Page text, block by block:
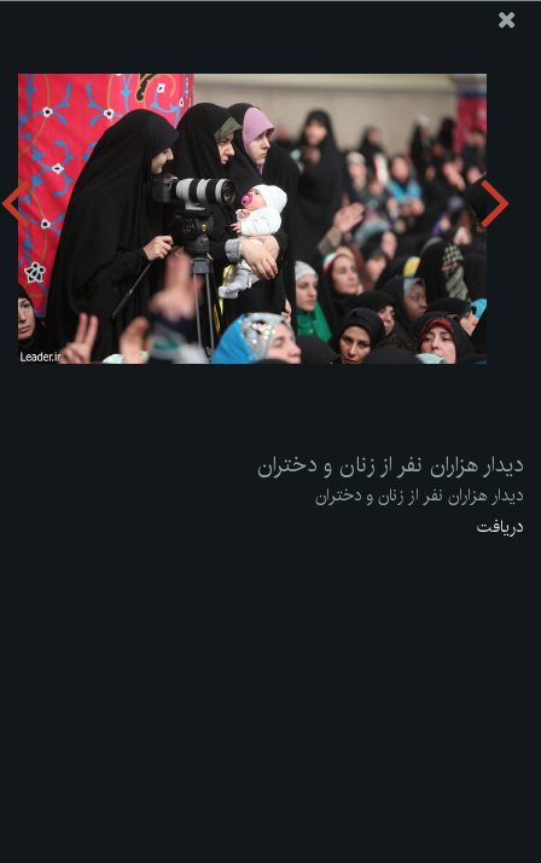
ارسال نامه
وجوهات
دیدار هزاران نفر از زنان و دختران دریافت آلبوم:zip
دیدار هزاران نفر از زنان و دختران
دیدار هزاران نفر از زنان و دختران
دریافت